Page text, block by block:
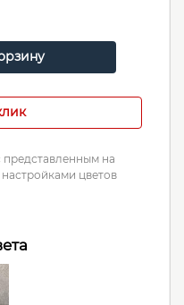
представленным на
цветов